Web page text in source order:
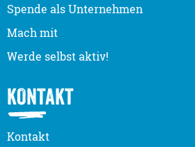
Spende als Unternehmen
Mach mit
Werde selbst aktiv!
KONTAKT
Kontakt